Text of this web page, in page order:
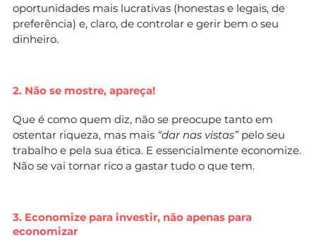
oportunidades mais lucrativas (honestas e legais, de
preferência) e, claro, de controlar e gerir bem o seu
dinheiro.
2. Não se mostre, apareça!
Que é como quem diz, não se preocupe tanto em
ostentar riqueza, mas mais “dar nas vistas”pelo seu
trabalho e pela sua ética. E essencialmente economize.
Não se vai tornar rico a gastar tudo o que tem.
3. Economize para investir, não apenas para
economizar